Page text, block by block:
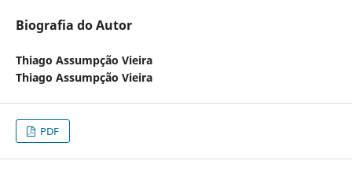
Biografia do Autor
Thiago Assumpção Vieira
Thiago Assumpção Vieira
PDF